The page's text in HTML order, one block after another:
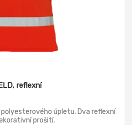
reflexní
úpletu. Dva reflexní
prošití.